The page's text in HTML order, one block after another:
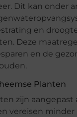
Dit kan onder
en
Deze
en de
Planten
zijn aangepast
vereisen